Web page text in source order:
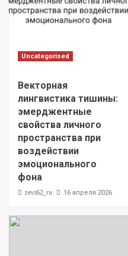
Uncategorised
Векторная
лингвистика тишины:
эмерджентные
свойства личного
пространства при
воздействии
эмоционального
фона
zevs62_ru 16 апреля 2026